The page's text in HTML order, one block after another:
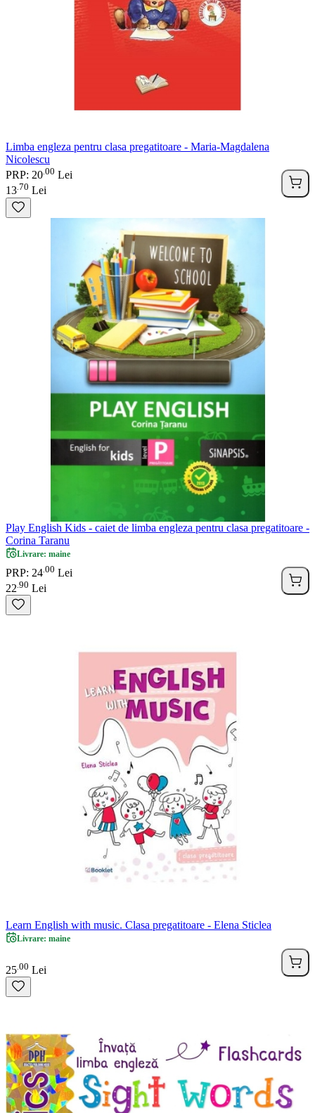
Limba engleza pentru clasa pregatitoare - Maria-Magdalena
Nicolescu
PRP: 20 00 Lei
13 70 Lei
Play English Kids - caiet de limba engleza pentru clasa pregatitoare -
Corina Taranu
Livrare: maine
PRP: 24 00 Lei
22 90 Lei
Learn English with music. Clasa pregatitoare - Elena Sticlea
Livrare: maine
25 00 Lei